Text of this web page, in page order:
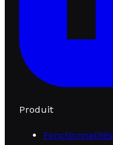
Produit
Fonctionnalités